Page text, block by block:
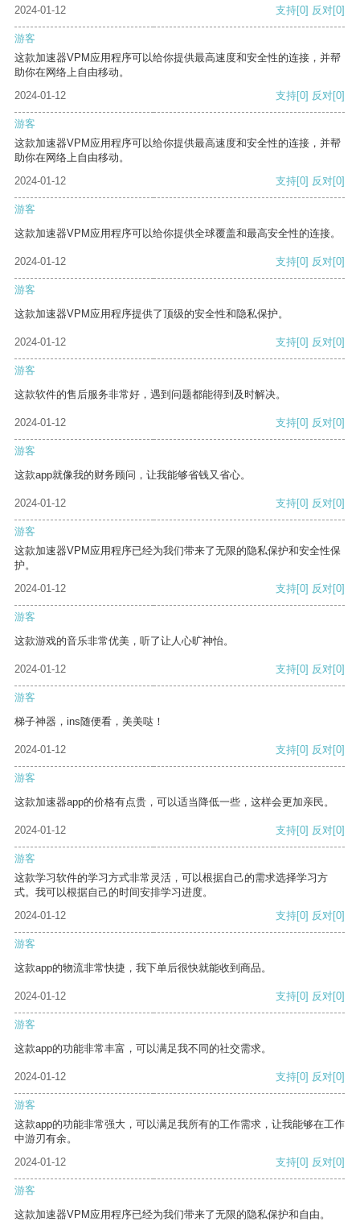
2024-01-12 支持[0] 反对[0]
游客
这款加速器VPM应用程序可以给你提供最高速度和安全性的连接，并帮
助你在网络上自由移动。
2024-01-12
支持[0] 反对[0]
游客
这款加速器VPM应用程序可以给你提供最高速度和安全性的连接，并帮
助你在网络上自由移动。
2024-01-12
支持[0] 反对[0]
游客
这款加速器VPM应用程序可以给你提供全球覆盖和最高安全性的连接。
2024-01-12 支持[0] 反对[0]
游客
这款加速器VPM应用程序提供了顶级的安全性和隐私保护。
2024-01-12 支持[0] 反对[0]
游客
这款软件的售后服务非常好，遇到问题都能得到及时解决。
2024-01-12 支持[0] 反对[0]
游客
这款app就像我的财务顾问，让我能够省钱又省心。
2024-01-12 支持[0] 反对[0]
游客
这款加速器VPM应用程序已经为我们带来了无限的隐私保护和安全性保
护。
2024-01-12
支持[0] 反对[0]
游客
这款游戏的音乐非常优美，听了让人心旷神怡。
2024-01-12 支持[0] 反对[0]
游客
梯子神器，ins随便看，美美哒！
2024-01-12 支持[0] 反对[0]
游客
这款加速器app的价格有点贵，可以适当降低一些，这样会更加亲民。
2024-01-12 支持[0] 反对[0]
游客
这款学习软件的学习方式非常灵活，可以根据自己的需求选择学习方
式。我可以根据自己的时间安排学习进度。
2024-01-12
支持[0] 反对[0]
游客
这款app的物流非常快捷，我下单后很快就能收到商品。
2024-01-12 支持[0] 反对[0]
游客
这款app的功能非常丰富，可以满足我不同的社交需求。
2024-01-12 支持[0] 反对[0]
游客
这款app的功能非常强大，可以满足我所有的工作需求，让我能够在工作
中游刃有余。
2024-01-12
支持[0] 反对[0]
游客
这款加速器VPM应用程序已经为我们带来了无限的隐私保护和自由。